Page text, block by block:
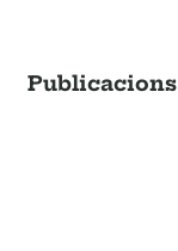
Publicacions